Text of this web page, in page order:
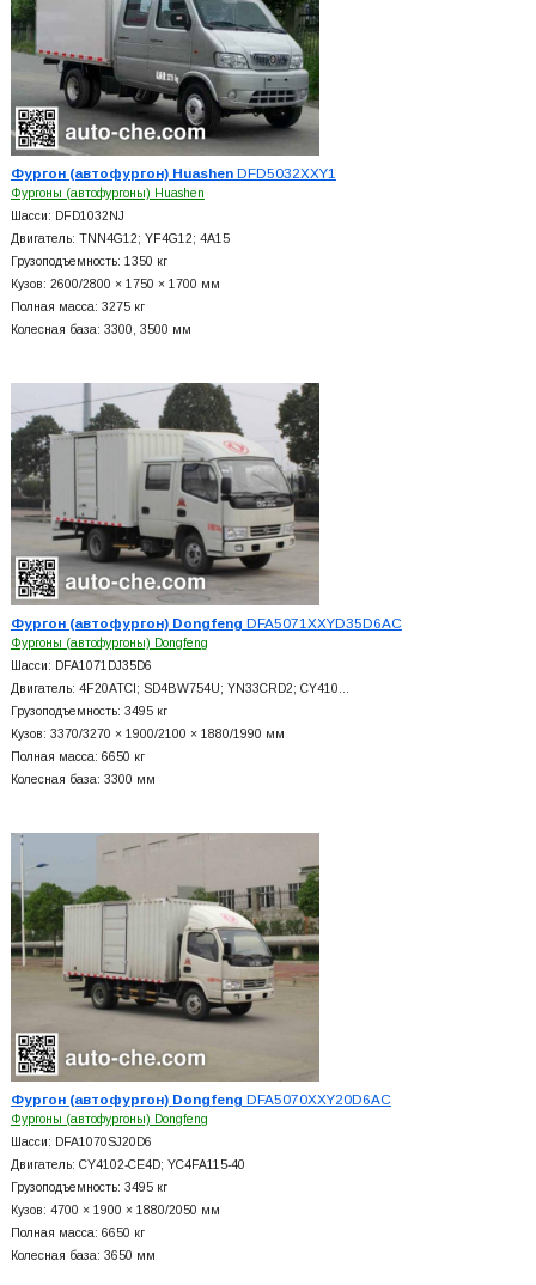
Фургон (автофургон) HuashenDFD5032XXY1
Фургоны (автофургоны) Huashen
Шасси: DFD1032NJ
Двигатель: TNN4G12; YF4G12; 4A15
Грузоподъемность: 1350 кг
Кузов: 2600/2800 × 1750 × 1700 мм
Полная масса: 3275 кг
Колесная база: 3300, 3500 мм
Фургон (автофургон) Dongfeng DFA5071XXYD35D6AC
Фургоны (автофургоны) Dongfeng
Шасси: DFA1071DJ35D6
Двигатель: 4F20ATCI; SD4BW754U; YN33CRD2; CY410…
Грузоподъемность: 3495 кг
Кузов: 3370/3270 × 1900/2100 × 1880/1990 мм
Полная масса: 6650 кг
Колесная база: 3300 мм
Фургон (автофургон) Dongfeng DFA5070XXY20D6AC
Фургоны (автофургоны) Dongfeng
Шасси: DFA1070SJ20D6
Двигатель: CY4102-CE4D; YC4FA115-40
Грузоподъемность: 3495 кг
Кузов: 4700 × 1900 × 1880/2050 мм
Полная масса: 6650 кг
Колесная база: 3650 мм